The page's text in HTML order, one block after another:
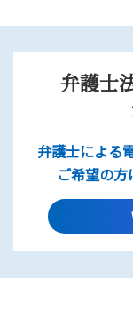
弁護士
弁護士による
ご希望の方